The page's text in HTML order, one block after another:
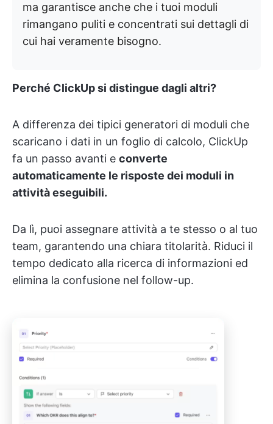
ma garantisce anche che i tuoi moduli
rimangano puliti e concentrati sui dettagli di
cui hai veramente bisogno.
Perché ClickUp si distingue dagli altri?
A differenza dei tipici generatori di moduli che
scaricano i dati in un foglio di calcolo, ClickUp
fa un passo avanti e converte
automaticamente le risposte dei moduli in
attività eseguibili.
Da lì, puoi assegnare attività a te stesso o al tuo
team, garantendo una chiara titolarità. Riduci il
tempo dedicato alla ricerca di informazioni ed
elimina la confusione nel follow-up.